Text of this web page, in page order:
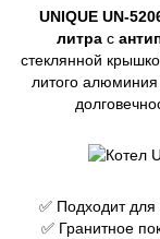
UNIQUE UN-
литра с
стеклянной
литого
✅ Подходит
✅ Гранитное